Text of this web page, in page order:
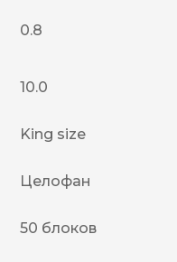
0.8
10.0
King size
Целофан
50 блоков